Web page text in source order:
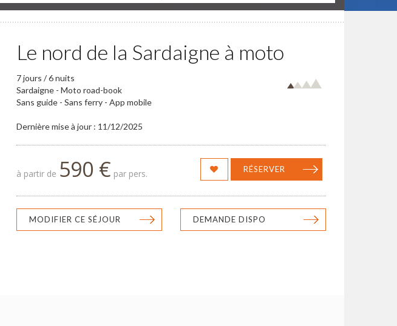
Le nord de la Sardaigne à moto
7 jours / 6 nuits
Sardaigne - Moto road-book
Sans guide - Sans ferry - App mobile
Dernière mise à jour : 11/12/2025
à partir de 590 € par pers. RÉSERVER
MODIFIER CE SÉJOUR DEMANDE DISPO